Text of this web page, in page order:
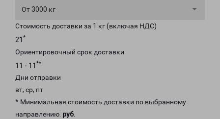
От 3000 кг
Стоимость доставки за 1 кг (включая НДС)
21 *
Ориентировочный срок доставки
11 - 11 **
Дни отправки
вт, ср, пт
* Минимальная стоимость доставки по выбранному
направлению: руб.